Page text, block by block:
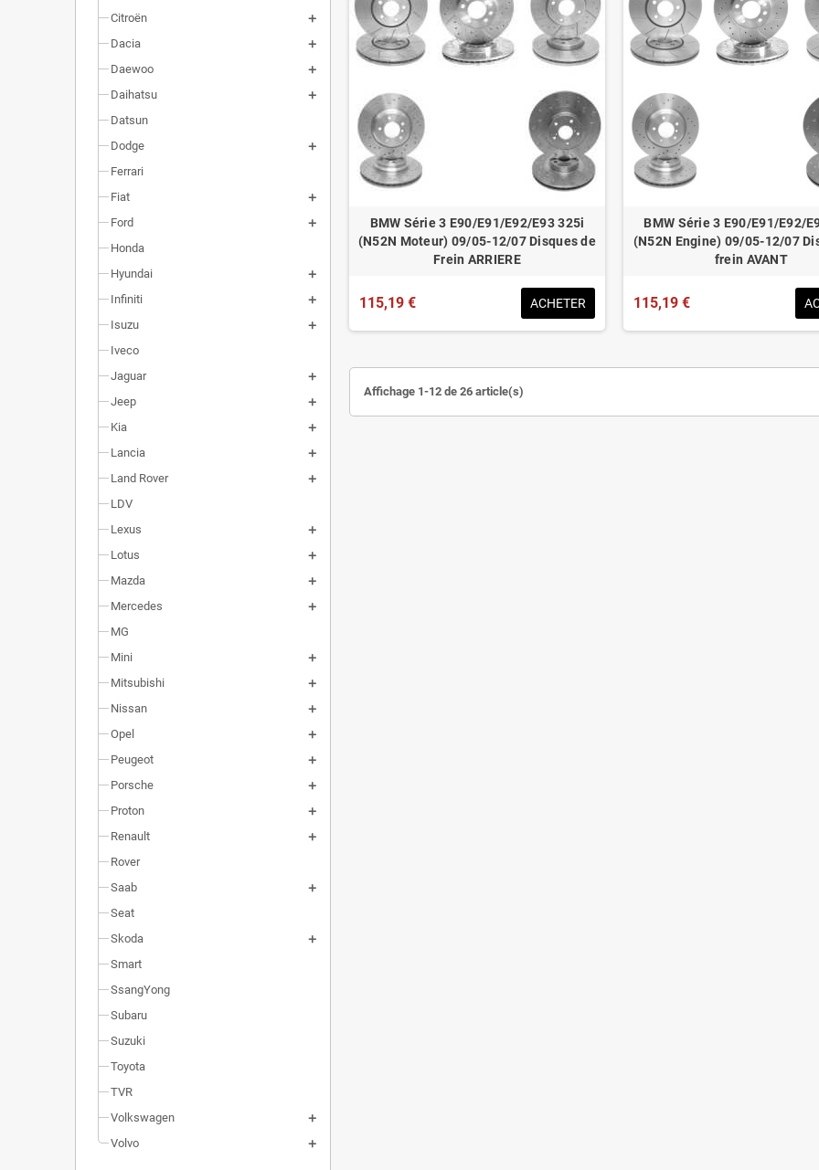
Citroën
Dacia
Daewoo
Daihatsu
Datsun
Dodge
Ferrari
Fiat
Ford
Honda
Hyundai
Infiniti
Isuzu
Iveco
Jaguar
Jeep
Kia
Lancia
Land Rover
LDV
Lexus
Lotus
Mazda
Mercedes
MG
Mini
Mitsubishi
Nissan
Opel
Peugeot
Porsche
Proton
Renault
Rover
Saab
Seat
Skoda
Smart
SsangYong
Subaru
Suzuki
Toyota
TVR
Volkswagen
Volvo
BMW Série 3 E90/E91/E92/E93 325i
(N52N Moteur) 09/05-12/07 Disques de
Frein ARRIERE
115,19 € ACHETER
BMW Série 3 E90/E91/E92/
(N52N Engine) 09/05-12/07
frein AVANT
115,19 €
Affichage 1-12 de 26 article(s)